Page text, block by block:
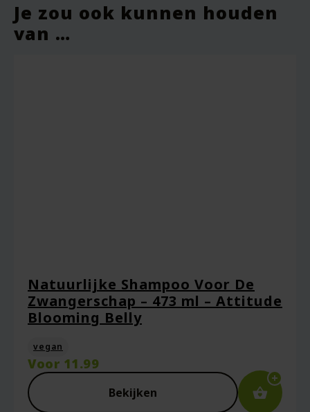
Je beoordeling
E-mail*
Je zou ook kunnen houden
van …
Natuurlijke Shampoo Voor De
Zwangerschap – 473 ml – Attitude
Blooming Belly
vegan
Voor 11.99
Bekijken